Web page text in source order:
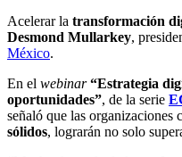
Acelerar la transformación
Desmond Mullarkey,
México.
En el webinar “Estrategia
oportunidades”, de la serie
señaló que las organizaciones
sólidos, lograrán no solo